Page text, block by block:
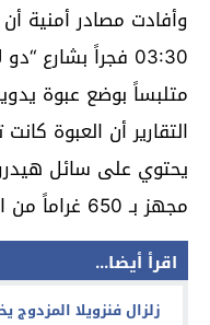
وأفادت مصادر أمنية
03:30 فجراً
متلبساً بوضع عبوة
يحتوي على سائل
مجهز بـ 650 غراماً من البارود المتفجر.
اقرأ أيضا...
زلزال فنزويلا